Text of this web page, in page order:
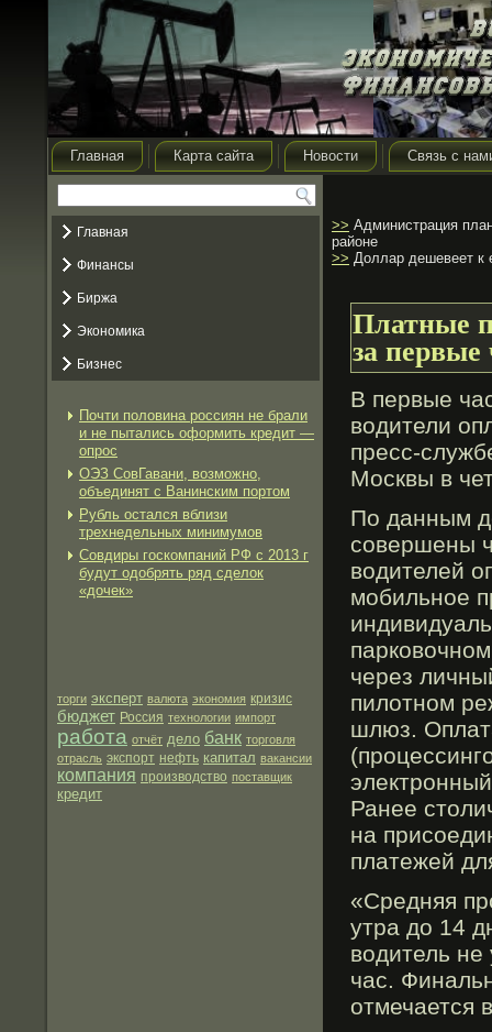
Главная Карта сайта Новости Связь с
Главная
Финансы
Биржа
Экономика
Бизнес
Почти половина россиян не брали
и не пытались оформить кредит —
опрос
ОЭЗ СовГавани, возможно,
объединят с Ванинским портом
Рубль остался вблизи
трехнедельных минимумов
Совдиры госкомпаний РФ с 2013 г
будут одобрять ряд сделок
«дочек»
торги эксперт валюта экономия кризис
бюджет Россия технологии импорт
работа отчёт дело банк торговля
отрасль экспорт нефть капитал вакансии
компания производство поставщик
кредит
>> Администрация
районе
>> Доллар дешевеет к
Платные
за
В первые
водители
пресс-
Москвы в
По данным
совершены
водителей
мобильное
через
пилотном
шлюз.
Ранее
на
платежей
«Средняя
утра до 14
водитель
час.
отмечается